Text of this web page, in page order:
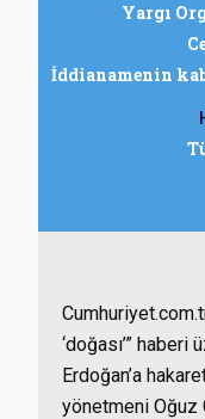
Yargı
İddianamenin
‘doğası’” haberi
Erdoğan’a
yönetmeni Oğuz